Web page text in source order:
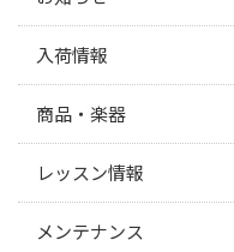
入荷情報
商品・楽器
レッスン情報
メンテナンス